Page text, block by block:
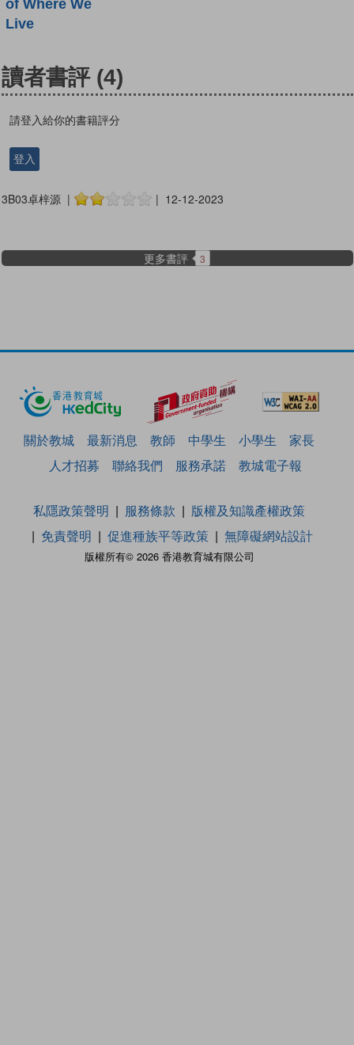
of Where We
Live
讀者書評 (4)
請登入給你的書籍評分
登入
3B03卓梓源 | | 12-12-2023
更多書評 3
關於教城 最新消息 教師 中學生 小學生
家長
人才招募
聯絡我們 服務承諾 教城電子報
版權所有© 2026 香港教育城有限公司
私隱政策聲明 服務條款
版權及知識產權政策
免責聲明
促進種族平等政策 無障礙網站設計